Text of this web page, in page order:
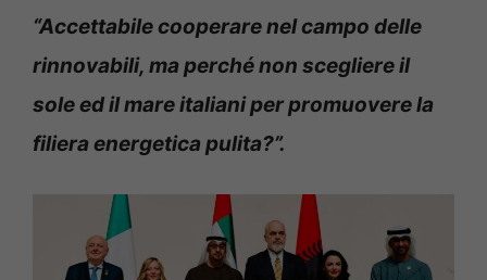
“Accettabile cooperare nel campo delle
rinnovabili, ma perché non scegliere il
sole ed il mare italiani per promuovere la
filiera energetica pulita?”.